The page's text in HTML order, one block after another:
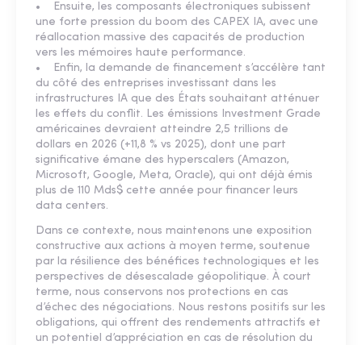
• Ensuite, les composants électroniques subissent
une forte pression du boom des CAPEX IA, avec une
réallocation massive des capacités de production
vers les mémoires haute performance.
• Enfin, la demande de financement s’accélère tant
du côté des entreprises investissant dans les
infrastructures IA que des États souhaitant atténuer
les effets du conflit. Les émissions Investment Grade
américaines devraient atteindre 2,5 trillions de
dollars en 2026 (+11,8 % vs 2025), dont une part
significative émane des hyperscalers (Amazon,
Microsoft, Google, Meta, Oracle), qui ont déjà émis
plus de 110 Mds$ cette année pour financer leurs
data centers.
Dans ce contexte, nous maintenons une exposition
constructive aux actions à moyen terme, soutenue
par la résilience des bénéfices technologiques et les
perspectives de désescalade géopolitique. À court
terme, nous conservons nos protections en cas
d’échec des négociations. Nous restons positifs sur les
obligations, qui offrent des rendements attractifs et
un potentiel d’appréciation en cas de résolution du